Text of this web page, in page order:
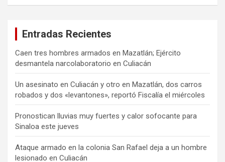
Entradas Recientes
Caen tres hombres armados en Mazatlán; Ejército
desmantela narcolaboratorio en Culiacán
Un asesinato en Culiacán y otro en Mazatlán, dos carros
robados y dos «levantones», reportó Fiscalía el miércoles
Pronostican lluvias muy fuertes y calor sofocante para
Sinaloa este jueves
Ataque armado en la colonia San Rafael deja a un hombre
lesionado en Culiacán